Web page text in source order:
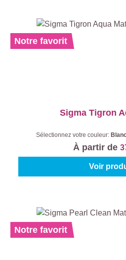
Notre favorit
Sigma Tigron
Sélectionnez votre couleur:
À partir de
Voir
Notre favorit